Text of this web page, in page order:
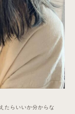
たらいいか分からな